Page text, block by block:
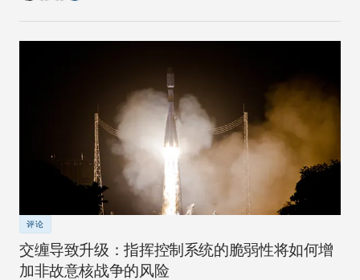
评论
交缠导致升级：指挥控制系统的脆弱性将如何增
加非故意核战争的风险